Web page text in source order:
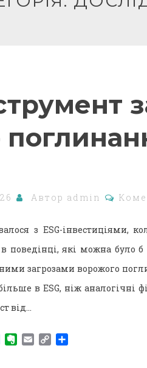
Автор admin
з ESG-інвестиціями,
які можна було
загрозами ворожого
в ESG, ніж
від…
TwitterEvernote
EmailCopy